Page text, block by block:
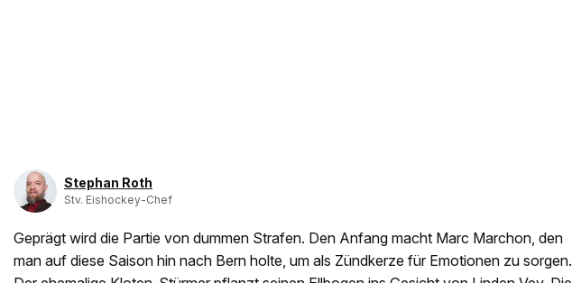
Stephan Roth
Stv. Eishockey-Chef
Geprägt wird die Partie von dummen Strafen. Den Anfang macht Marc Marchon, den
man auf diese Saison hin nach Bern holte, um als Zündkerze für Emotionen zu sorgen.